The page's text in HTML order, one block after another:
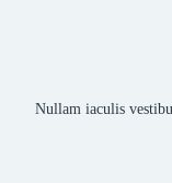
Nullam iaculis